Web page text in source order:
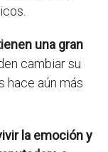
una gran
cambiar su
hace aún más
la emoción y